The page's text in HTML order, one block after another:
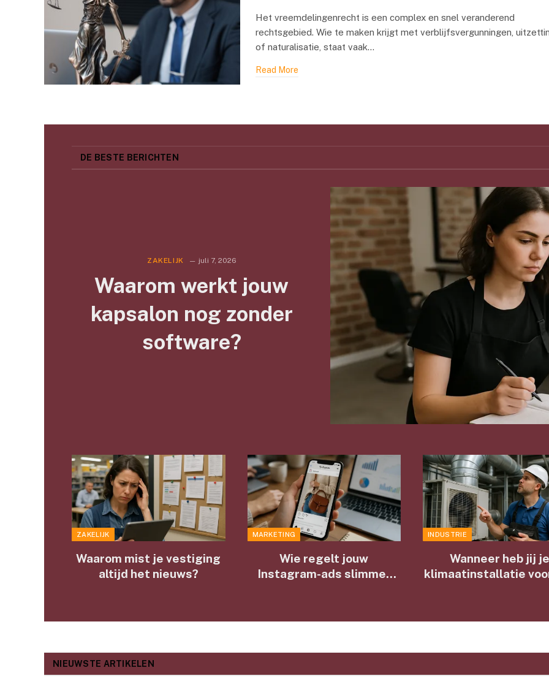
Het vreemdelingenrecht is een complex en snel veranderend
rechtsgebied. Wie te maken krijgt met verblijfsvergunningen,
of naturalisatie, staat vaak…
Read More
DE BESTE BERICHTEN
ZAKELIJK juli 7, 2026
Waarom werkt jouw
kapsalon nog zonder
software?
ZAKELIJK
Waarom mist je vestiging
altijd het nieuws?
MARKETING
Wie regelt jouw
Instagram-ads slimmer
INDUSTRIE
Wanneer heb jij je
klimaatinstallatie
NIEUWSTE ARTIKELEN